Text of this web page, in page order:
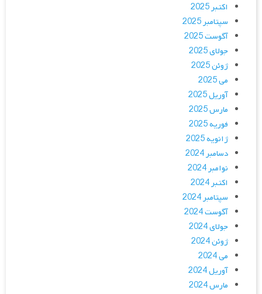
اکتبر 2025
سپتامبر 2025
آگوست 2025
جولای 2025
ژوئن 2025
می 2025
آوریل 2025
مارس 2025
فوریه 2025
ژانویه 2025
دسامبر 2024
نوامبر 2024
اکتبر 2024
سپتامبر 2024
آگوست 2024
جولای 2024
ژوئن 2024
می 2024
آوریل 2024
مارس 2024